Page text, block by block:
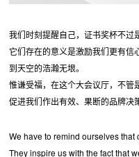
我们时刻提醒自己，证书奖杯不过
它们存在的意义是激励我们更有
到天空的浩瀚无垠。
惟谦受福，在这个大会议厅，不管
促进我们作出有效、果断的品牌决
We have to remind ourselves
They inspire us with the fact that